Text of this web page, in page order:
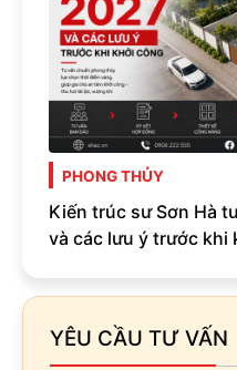
PHONG THỦY
Kiến trúc sư Sơn Hà
và các lưu ý trước khi
YÊU CẦU TƯ VẤN